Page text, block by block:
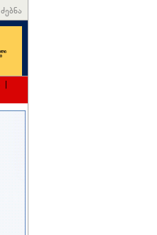
ძებნა
|